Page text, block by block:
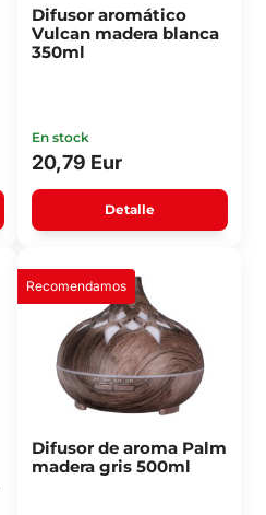
Difusor aromático
Vulcan madera blanca
350ml
En stock
20,79 Eur
Detalle
Recomendamos
Difusor de aroma Palm
madera gris 500ml